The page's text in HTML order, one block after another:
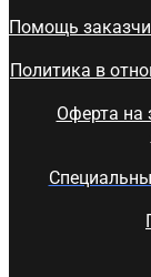
Помощь
Политика в
Оферта на